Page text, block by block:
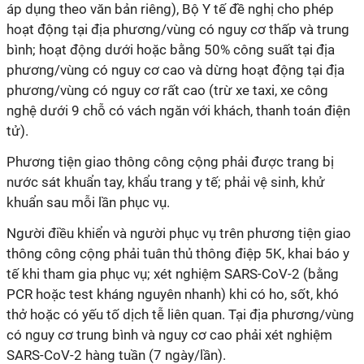
áp dụng theo văn bản riêng), Bộ Y tế đề nghị cho phép
hoạt động tại địa phương/vùng có nguy cơ thấp và trung
bình; hoạt động dưới hoặc bằng 50% công suất tại địa
phương/vùng có nguy cơ cao và dừng hoạt động tại địa
phương/vùng có nguy cơ rất cao (trừ xe taxi, xe công
nghệ dưới 9 chỗ có vách ngăn với khách, thanh toán điện
tử).
Phương tiện giao thông công cộng phải được trang bị
nước sát khuẩn tay, khẩu trang y tế; phải vệ sinh, khử
khuẩn sau mỗi lần phục vụ.
Người điều khiển và người phục vụ trên phương tiện giao
thông công cộng phải tuân thủ thông điệp 5K, khai báo y
tế khi tham gia phục vụ; xét nghiệm SARS-CoV-2 (bằng
PCR hoặc test kháng nguyên nhanh) khi có ho, sốt, khó
thở hoặc có yếu tố dịch tễ liên quan. Tại địa phương/vùng
có nguy cơ trung bình và nguy cơ cao phải xét nghiệm
SARS-CoV-2 hàng tuần (7 ngày/lần).